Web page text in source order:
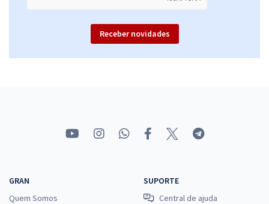
Receber novidades
GRAN
Quem Somos
SUPORTE
Central de ajuda